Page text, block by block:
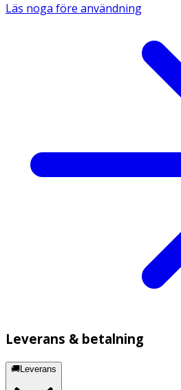
Läs noga före användning
Leverans & betalning
🚚Leverans